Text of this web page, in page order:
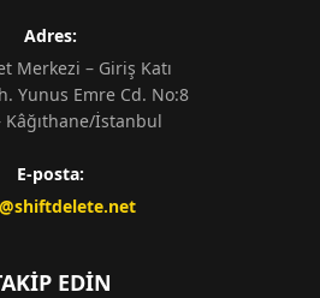
Adres:
Merkezi – Giriş Katı
Yunus Emre Cd. No:8
Kâğıthane/İstanbul
E-posta:
EDIN